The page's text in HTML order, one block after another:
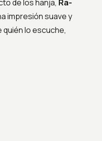
de los hanja, Ra-
impresión suave y
lo escuche,